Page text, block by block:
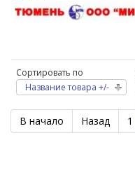
Сортировать по
Название товара +/-
В начало Назад 1